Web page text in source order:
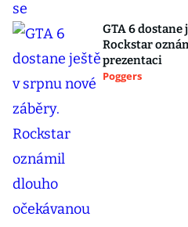
GTA 6 dostane
Rockstar
prezentaci
Poggers